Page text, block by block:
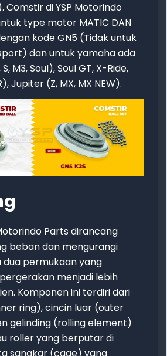
di YSP Motorindo
type motor MATIC DAN
kode GN5 (Tidak untuk
dan untuk yamaha ada
M3, Soul), Soul GT, X-Ride,
Jupiter (Z, MX, MX NEW).
Parts dirancang
beban dan mengurangi
permukaan yang
menjadi lebih
Komponen ini terdiri dari
ring), cincin luar (outer
gelinding (rolling element)
roller yang berputar di
sangkar (cage) yang